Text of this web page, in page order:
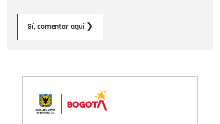
Sí, comentar aquí ❯